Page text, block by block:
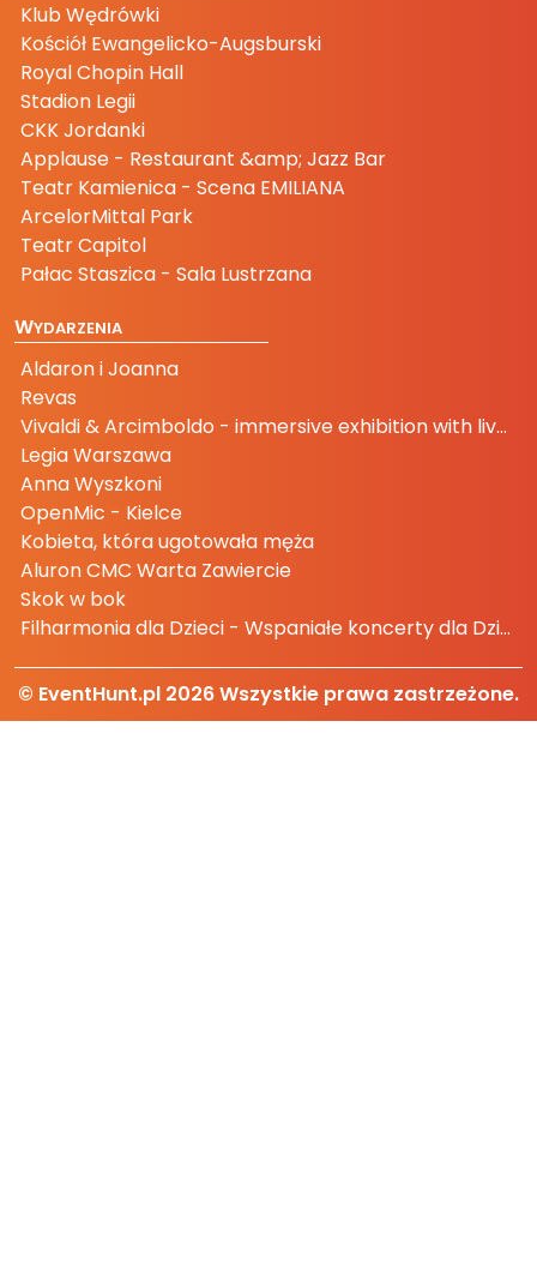
Klub Wędrówki
Kościół Ewangelicko-Augsburski
Royal Chopin Hall
Stadion Legii
CKK Jordanki
Applause - Restaurant &amp; Jazz Bar
Teatr Kamienica - Scena EMILIANA
ArcelorMittal Park
Teatr Capitol
Pałac Staszica - Sala Lustrzana
WYDARZENIA
Aldaron i Joanna
Revas
Vivaldi & Arcimboldo - immersive exhibition with live music
Legia Warszawa
Anna Wyszkoni
OpenMic - Kielce
Kobieta, która ugotowała męża
Aluron CMC Warta Zawiercie
Skok w bok
Filharmonia dla Dzieci - Wspaniałe koncerty dla Dzieci i Rodziców
© EventHunt.pl 2026Wszystkie prawa zastrzeżone.